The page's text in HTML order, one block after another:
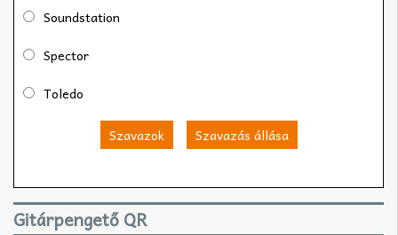
Soundstation
Spector
Toledo
Szavazok Szavazás állása
Gitárpengető QR